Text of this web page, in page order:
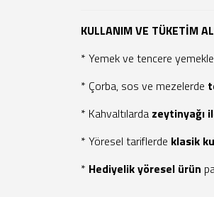
KULLANIM VE TÜKETİM
* Yemek ve tencere
* Çorba, sos ve mezelerde
* Kahvaltılarda zeytinyağı
* Yöresel tariflerde klasik
* Hediyelik yöresel ürün